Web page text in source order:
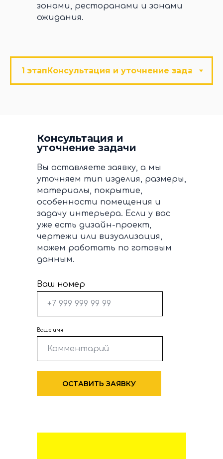
зонами, ресторанами и зонами
ожидания.
Консультация и
уточнение задачи
Вы оставляете заявку, а мы
уточняем тип изделия, размеры,
материалы, покрытие,
особенности помещения и
задачу интерьера. Если у вас
уже есть дизайн-проект,
чертежи или визуализация,
можем работать по готовым
данным.
Ваш номер
Ваше имя
ОСТАВИТЬ ЗАЯВКУ